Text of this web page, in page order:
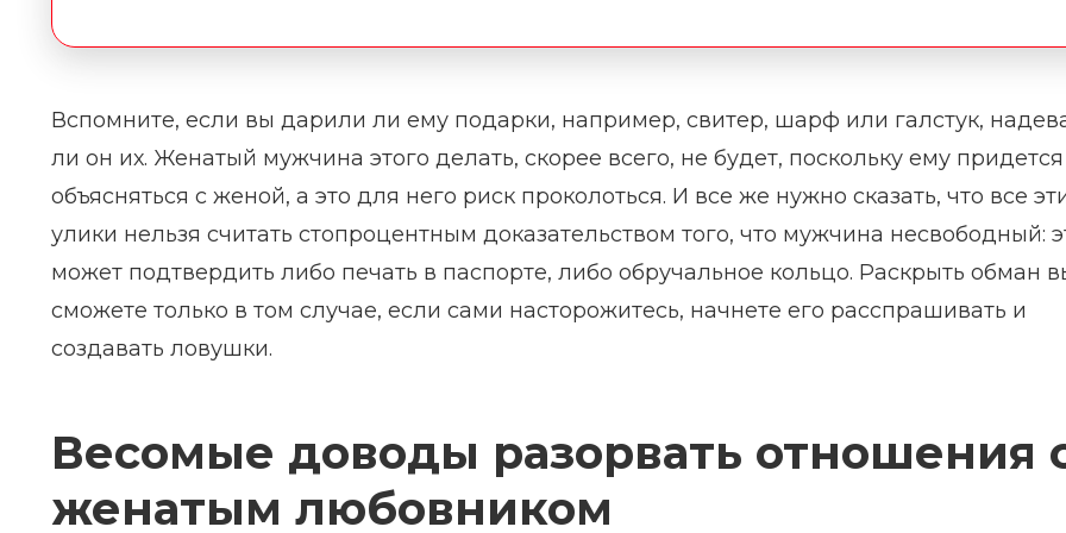
Вспомните, если вы дарили ли ему подарки, например, свитер, шарф или галстук,
ли он их. Женатый мужчина этого делать, скорее всего, не будет, поскольку ему придется
объясняться с женой, а это для него риск проколоться. И все же нужно сказать, что все
улики нельзя считать стопроцентным доказательством того, что мужчина несвободный:
может подтвердить либо печать в паспорте, либо обручальное кольцо. Раскрыть обман
сможете только в том случае, если сами насторожитесь, начнете его расспрашивать и
создавать ловушки.
Весомые доводы разорвать отношения
женатым любовником